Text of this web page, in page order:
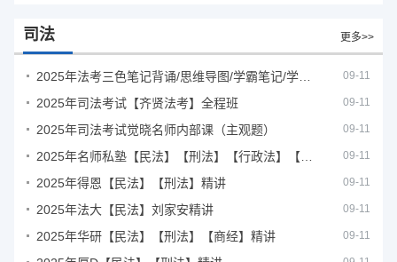
司法 更多>>
09-11
2025年司法考试【齐贤法考】全程班 09-11
2025年司法考试觉晓名师内部课（主观题） 09-11
09-11
2025年得恩【民法】【刑法】精讲 09-11
2025年法大【民法】刘家安精讲 09-11
2025年华研【民法】【刑法】【商经】精讲 09-11